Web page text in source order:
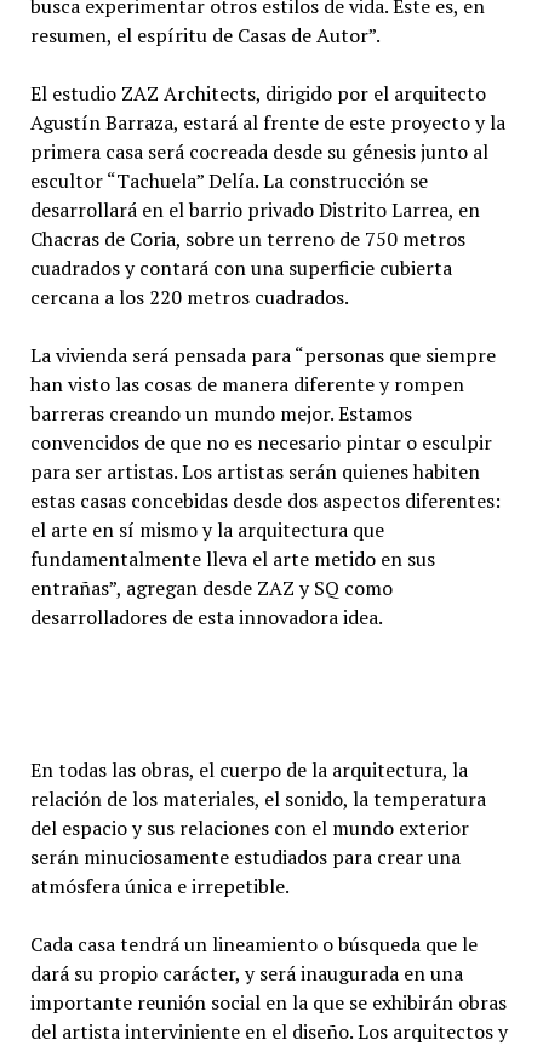
busca experimentar otros estilos de vida. Este es, en
resumen, el espíritu de Casas de Autor”.
El estudio ZAZ Architects, dirigido por el arquitecto
Agustín Barraza, estará al frente de este proyecto y la
primera casa será cocreada desde su génesis junto al
escultor “Tachuela” Delía. La construcción se
desarrollará en el barrio privado Distrito Larrea, en
Chacras de Coria, sobre un terreno de 750 metros
cuadrados y contará con una superficie cubierta
cercana a los 220 metros cuadrados.
La vivienda será pensada para “personas que siempre
han visto las cosas de manera diferente y rompen
barreras creando un mundo mejor. Estamos
convencidos de que no es necesario pintar o esculpir
para ser artistas. Los artistas serán quienes habiten
estas casas concebidas desde dos aspectos diferentes:
el arte en sí mismo y la arquitectura que
fundamentalmente lleva el arte metido en sus
entrañas”, agregan desde ZAZ y SQ como
desarrolladores de esta innovadora idea.
En todas las obras, el cuerpo de la arquitectura, la
relación de los materiales, el sonido, la temperatura
del espacio y sus relaciones con el mundo exterior
serán minuciosamente estudiados para crear una
atmósfera única e irrepetible.
Cada casa tendrá un lineamiento o búsqueda que le
dará su propio carácter, y será inaugurada en una
importante reunión social en la que se exhibirán obras
del artista interviniente en el diseño. Los arquitectos y